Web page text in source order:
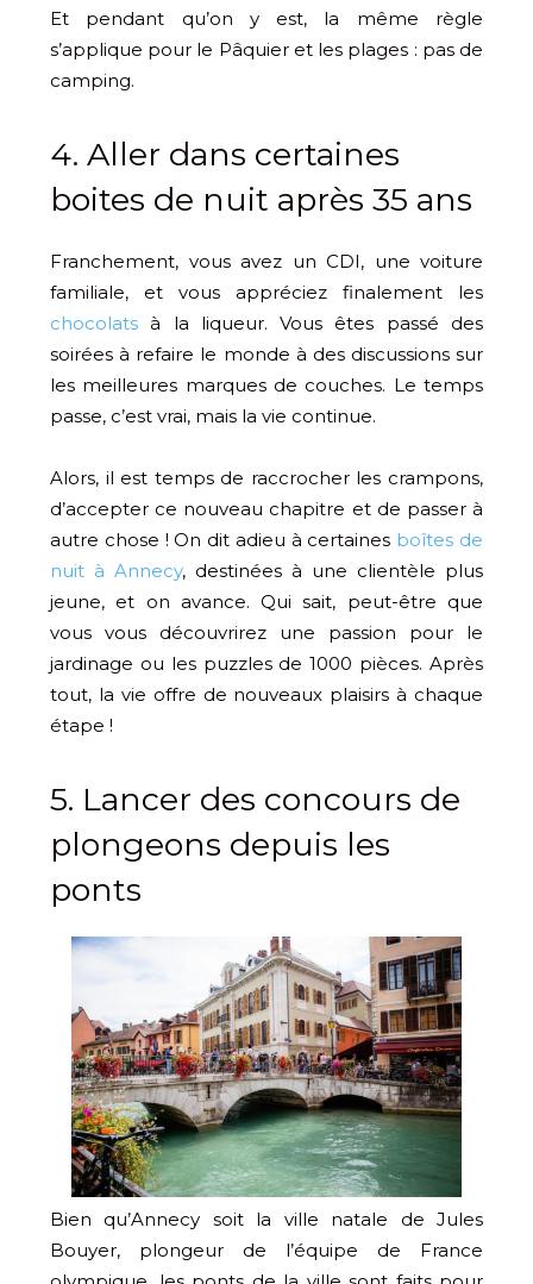
Et pendant qu’on y est, la même règle
s’applique pour le Pâquier et les plages : pas de
camping.
4. Aller dans certaines
boites de nuit après 35 ans
Franchement, vous avez un CDI, une voiture
familiale, et vous appréciez finalement les
chocolats à la liqueur. Vous êtes passé des
soirées à refaire le monde à des discussions sur
les meilleures marques de couches. Le temps
passe, c’est vrai, mais la vie continue.
Alors, il est temps de raccrocher les crampons,
d’accepter ce nouveau chapitre et de passer à
autre chose ! On dit adieu à certaines boîtes de
nuit à Annecy, destinées à une clientèle plus
jeune, et on avance. Qui sait, peut-être que
vous vous découvrirez une passion pour le
jardinage ou les puzzles de 1000 pièces. Après
tout, la vie offre de nouveaux plaisirs à chaque
étape !
5. Lancer des concours de
plongeons depuis les
ponts
Bien qu’Annecy soit la ville natale de Jules
Bouyer, plongeur de l’équipe de France